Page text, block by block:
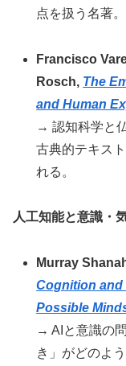
点を扱う名著。
Francisco
Rosch, The
and Human
→ 認知科学と
古典的テキス
れる。
人工知能と意識・
Murray
Cognition and
Possible
→ AIと意識の
き」がどのよ